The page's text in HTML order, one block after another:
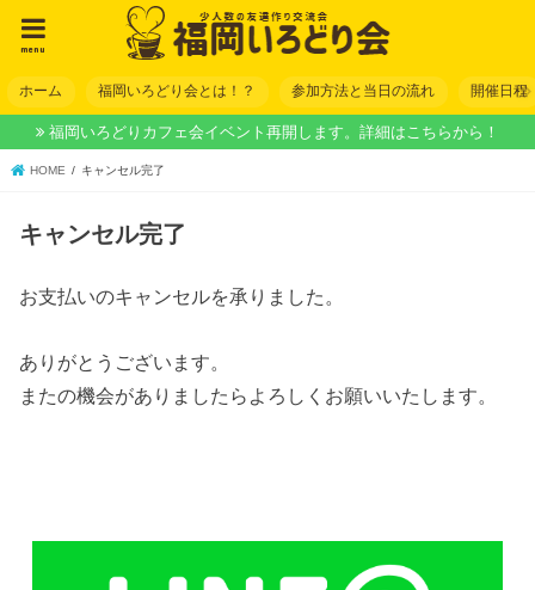
menu
ホーム 福岡いろどり会とは！？ 参加方法と当日の流れ 開催日程
福岡いろどりカフェ会イベント再開します。詳細はこちらから！
HOME キャンセル完了
キャンセル完了
お支払いのキャンセルを承りました。
ありがとうございます。
またの機会がありましたらよろしくお願いいたします。